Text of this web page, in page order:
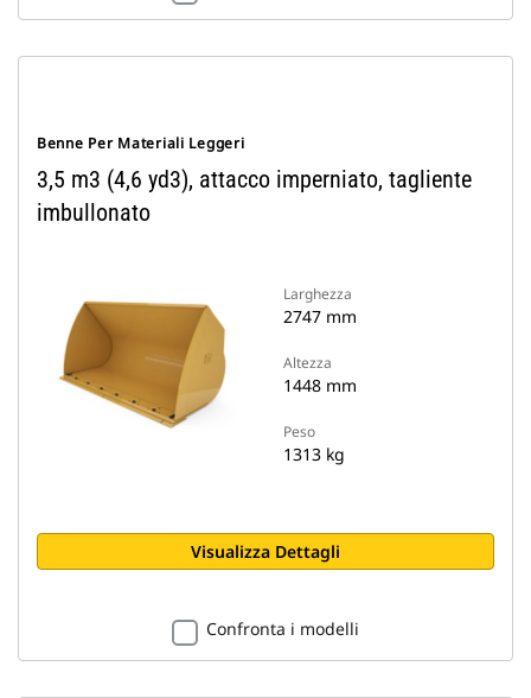
Benne Per Materiali Leggeri
3,5 m3 (4,6 yd3), attacco imperniato, tagliente
imbullonato
Larghezza
2747 mm
Altezza
1448 mm
Peso
1313 kg
Visualizza Dettagli
Confronta i modelli